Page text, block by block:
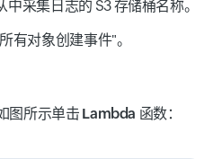
中采集日志的 S3 存储桶名称。
有对象创建事件"。
图所示单击 Lambda 函数：